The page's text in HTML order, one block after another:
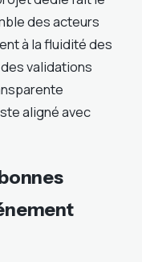
des acteurs
à la fluidité des
validations
aligné avec